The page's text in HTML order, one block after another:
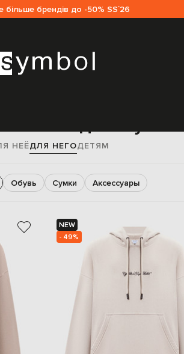
більше брендів до -50% SS`26
НЕЁДЛЯ НЕГОДЕТЯМ
Обувь Сумки Аксессуары
NEW
- 49%